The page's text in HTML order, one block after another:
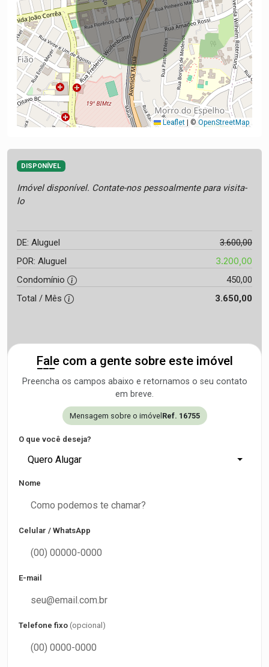
Leaflet © OpenStreetMap
DISPONÍVEL
Imóvel disponível. Contate-nos pessoalmente para visita-
lo
DE: Aluguel
3.600,00
POR: Aluguel
3.200,00
Condomínio
450,00
Total / Mês
3.650,00
Fale com a gente sobre este imóvel
Preencha os campos abaixo e retornamos o seu contato
em breve.
Mensagem sobre o imóvel Ref. 16755
O que você deseja?
Quero Alugar
Nome
Celular / WhatsApp
E-mail
Telefone fixo (opcional)